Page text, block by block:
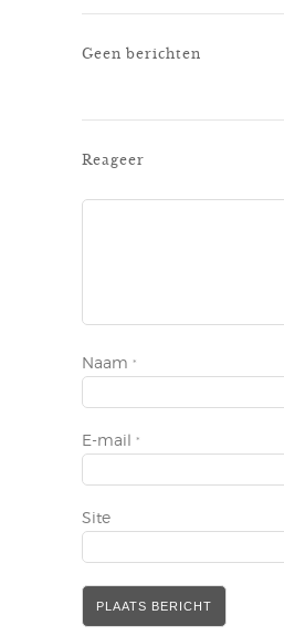
Geen berichten
Reageer
Naam *
E-mail *
Site